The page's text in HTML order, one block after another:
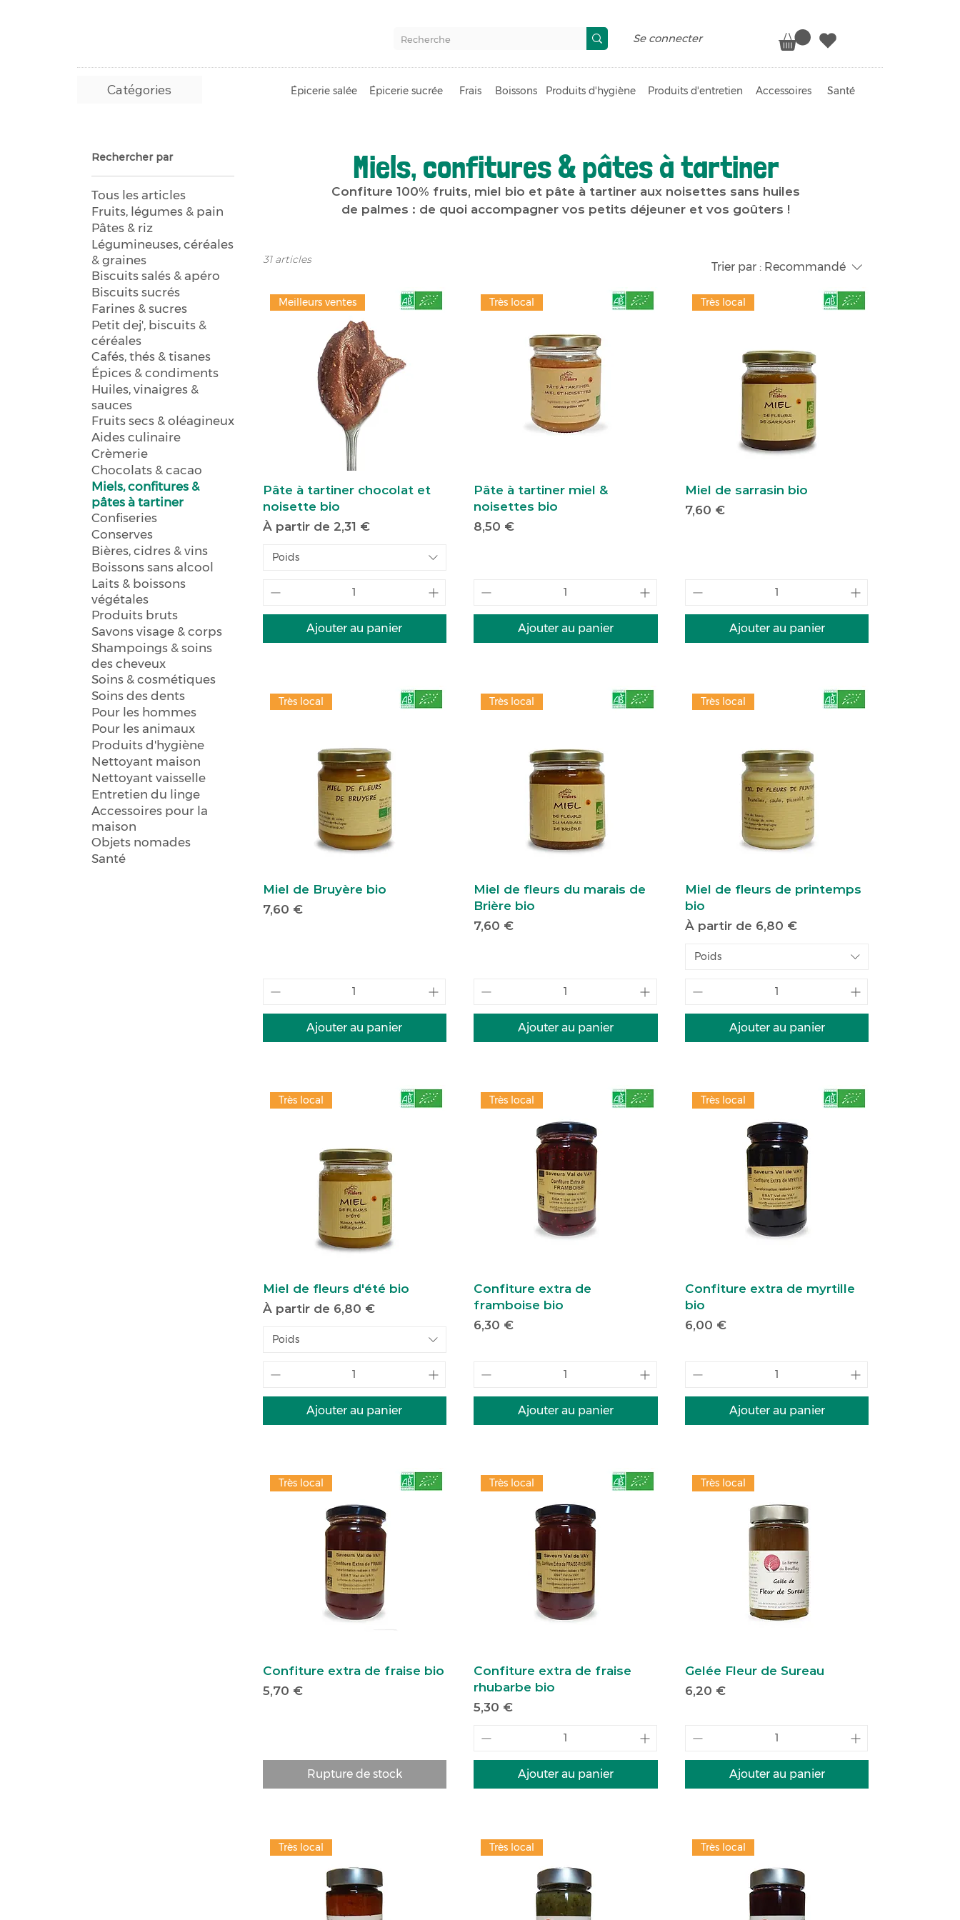
Catégories Épicerie salée Épicerie sucrée Frais Boissons Produits d'hygiène Produits d'entretien Accessoires Santé
Se connecter
Rechercher par
Tous les articles
Fruits, légumes & pain
Pâtes & riz
Légumineuses, céréales
& graines
Biscuits salés & apéro
Biscuits sucrés
Farines & sucres
Petit dej', biscuits &
céréales
Cafés, thés & tisanes
Épices & condiments
Huiles, vinaigres &
sauces
Fruits secs & oléagineux
Aides culinaire
Crèmerie
Chocolats & cacao
Miels, confitures &
pâtes à tartiner
Confiseries
Conserves
Bières, cidres & vins
Boissons sans alcool
Laits & boissons
végétales
Produits bruts
Savons visage & corps
Shampoings & soins
des cheveux
Soins & cosmétiques
Soins des dents
Pour les hommes
Pour les animaux
Produits d'hygiène
Nettoyant maison
Nettoyant vaisselle
Entretien du linge
Accessoires pour la
maison
Objets nomades
Santé
Miels, confitures & pâtes à tartiner
Confiture 100% fruits, miel bio et pâte à tartiner aux noisettes sans huiles
de palmes : de quoi accompagner vos petits déjeuner et vos goûters !
31 articles
Trier par : Recommandé
Meilleurs ventes
Pâte à tartiner chocolat et
noisette bio
À partir de 2,31 €
Prix promotionnel
Poids
Ajouter au panier
Très local
Pâte à tartiner miel &
noisettes bio
Prix
8,50 €
Ajouter au panier
Très local
Miel de sarrasin bio
Prix
7,60 €
Ajouter au panier
Très local
Miel de Bruyère bio
Prix
7,60 €
Ajouter au panier
Très local
Miel de fleurs du marais de
Brière bio
Prix
7,60 €
Ajouter au panier
Très local
Miel de fleurs de printemps
bio
À partir de 6,80 €
Prix promotionnel
Poids
Ajouter au panier
Très local
Miel de fleurs d'été bio
À partir de 6,80 €
Prix promotionnel
Poids
Ajouter au panier
Très local
Confiture extra de
framboise bio
Prix
6,30 €
Ajouter au panier
Très local
Confiture extra de myrtille
bio
Prix
6,00 €
Ajouter au panier
Très local
Confiture extra de fraise bio
Prix
5,70 €
Rupture de stock
Très local
Confiture extra de fraise
rhubarbe bio
Prix
5,30 €
Ajouter au panier
Très local
Gelée Fleur de Sureau
Prix
6,20 €
Ajouter au panier
Très local Très local Très local